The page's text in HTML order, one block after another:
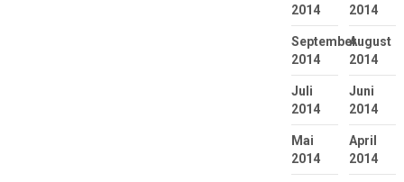
2014
2014
September
2014
August
2014
Juli
2014
Juni
2014
Mai
2014
April
2014